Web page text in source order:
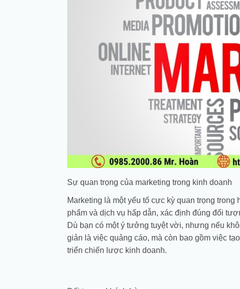
Sự quan trọng của marketing trong kinh doanh
Marketing là một yếu tố cực kỳ quan trọng
phẩm và dịch vụ hấp dẫn, xác định đúng đối
Dù bạn có một ý tưởng tuyệt vời, nhưng nếu
giản là việc quảng cáo, mà còn bao gồm việc
triển chiến lược kinh doanh.